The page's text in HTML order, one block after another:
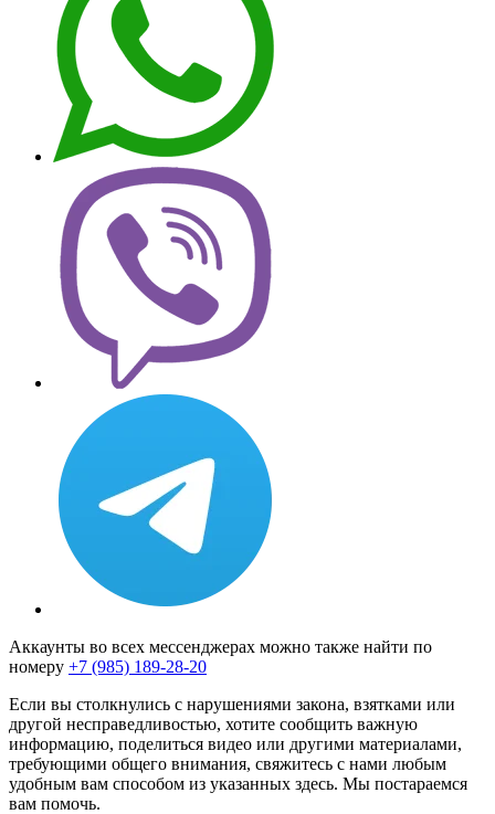
Аккаунты во всех мессенджерах можно также найти по
номеру +7 (985) 189-28-20
Если вы столкнулись с нарушениями закона, взятками или
другой несправедливостью, хотите сообщить важную
информацию, поделиться видео или другими материалами,
требующими общего внимания, свяжитесь с нами любым
удобным вам способом из указанных здесь. Мы постараемся
вам помочь.